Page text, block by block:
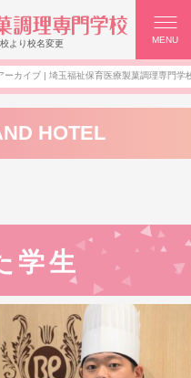
より校名変更 MENU
カイブ | 埼玉福祉保育医療製菓調理専門学
HOTEL
学生